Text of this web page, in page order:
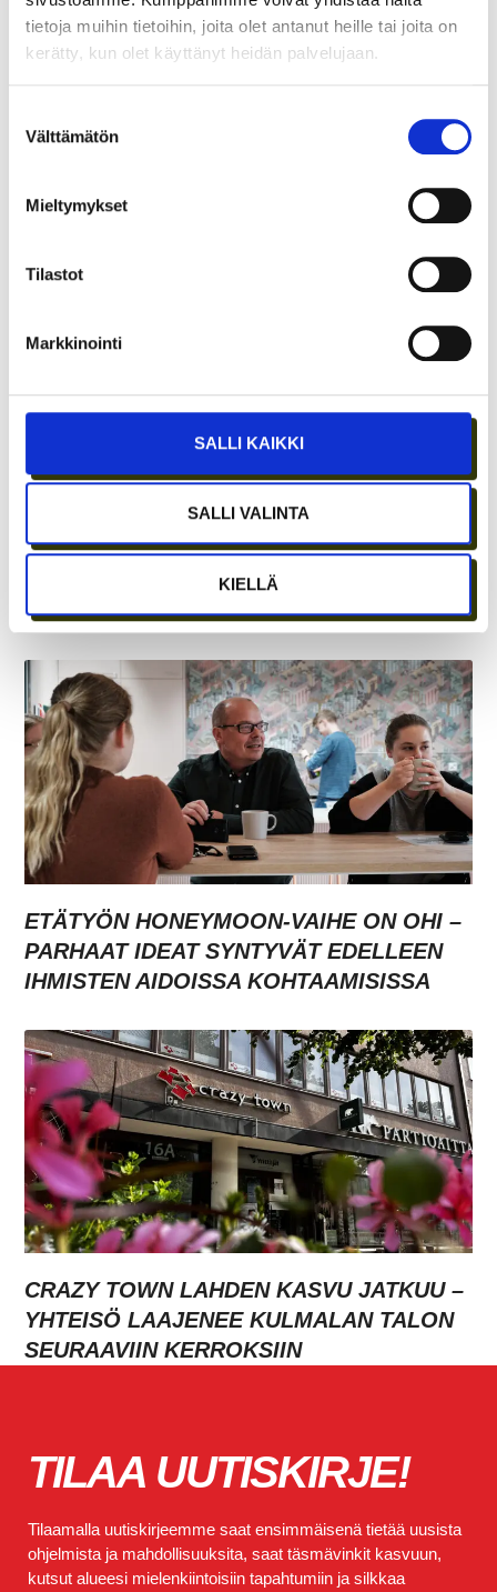
tietoja muihin tietoihin, joita olet antanut heille tai joita on
kerätty, kun olet käyttänyt heidän palvelujaan.
valinta
Välttämätön
Mieltymykset
Tilastot
Markkinointi
SALLI KAIKKI
SALLI VALINTA
KIELLÄ
ASIAKASYMMÄRRYS SYNTYY IHMISTEN
MYYNTI
TARJOAVATKO COWORKING-TILAT
KOKOUSTILOJA?
ETÄTYÖN HONEYMOON-VAIHE ON OHI –
PARHAAT IDEAT SYNTYVÄT EDELLEEN
IHMISTEN AIDOISSA KOHTAAMISISSA
CRAZY TOWN LAHDEN KASVU JATKUU –
YHTEISÖ LAAJENEE KULMALAN TALON
SEURAAVIIN KERROKSIIN
TILAA UUTISKIRJE!
Tilaamalla uutiskirjeemme saat ensimmäisenä tietää uusista
ohjelmista ja mahdollisuuksita, saat täsmävinkit kasvuun,
kutsut alueesi mielenkiintoisiin tapahtumiin ja silkkaa